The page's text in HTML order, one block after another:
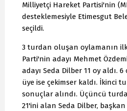
Milliyetçi Hareket Partisi'nin
desteklemesiyle Etimesgut
seçildi.
3 turdan oluşan oylamanın
Parti'nin adayı Mehmet
adayı Seda Dilber 11 oy aldı.
üye ise çekimser kaldı. İkinci
sonuçlar alındı. Üçüncü
21'ini alan Seda Dilber,